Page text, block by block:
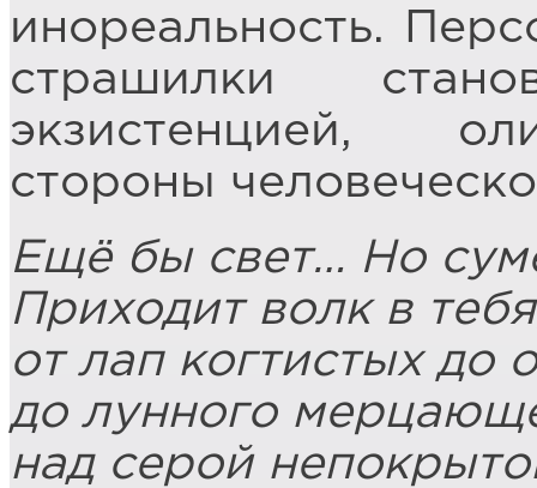
инореальность.
страшилки
экзистенцией,
стороны
Ещё бы свет… Но
Приходит волк в
от лап когтистых до
до лунного
над серой